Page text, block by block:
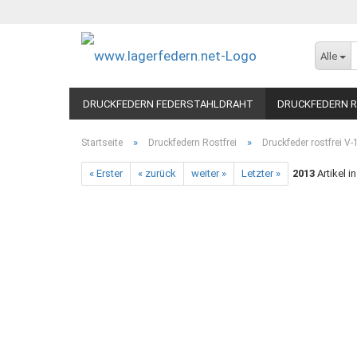
Alle
DRUCKFEDERN FEDERSTAHLDRAHT DRUCKFEDERN
Startseite » Druckfedern Rostfrei » Druckfeder rostfrei
« Erster « zurück weiter » Letzter » 2013 Artikel